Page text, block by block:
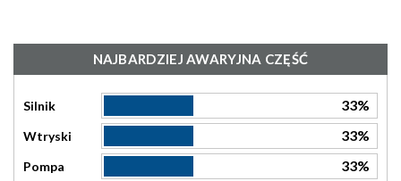
NAJBARDZIEJ AWARYJNA CZĘŚĆ
Silnik 33%
Wtryski 33%
Pompa 33%